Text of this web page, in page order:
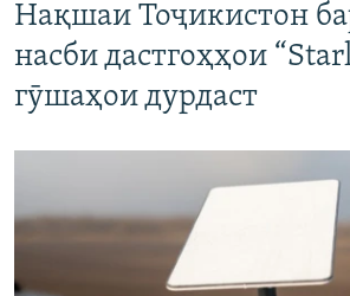
Нақшаи Тоҷикистон
насби дастгоҳҳои
гӯшаҳои дурдаст